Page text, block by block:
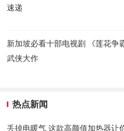
速递
新加坡必看十部电视剧 《莲花争
武侠大作
热点新闻
丢掉电暖气 这款高颜值加热器让